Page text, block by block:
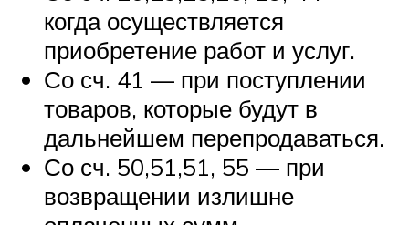
когда осуществляется
приобретение работ и услуг.
Со сч. 41 — при поступлении
товаров, которые будут в
дальнейшем перепродаваться.
Со сч. 50,51,51, 55 — при
возвращении излишне